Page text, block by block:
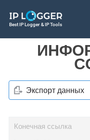
Best IP Logger & IP Tools
Экспорт данных
Конечная ссылка